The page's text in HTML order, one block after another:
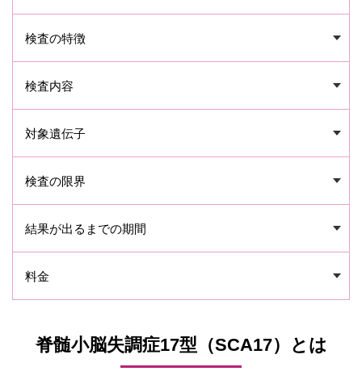
検査の特徴
検査内容
対象遺伝子
検査の限界
結果が出るまでの期間
料金
脊髄小脳失調症17型（SCA17）とは